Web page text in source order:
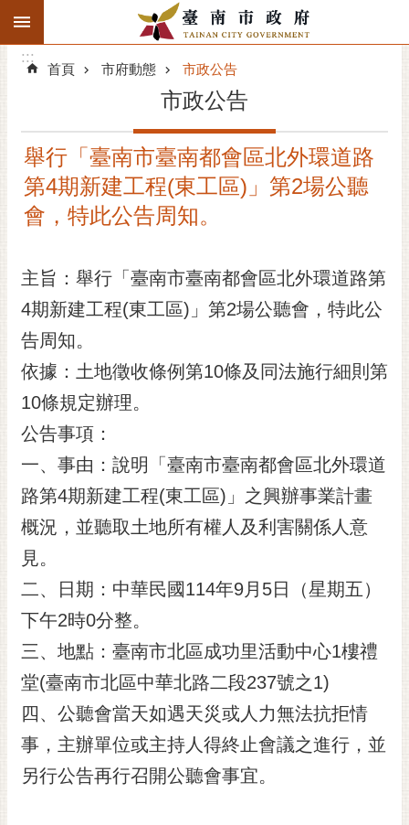
跳到主要內容區塊
搜
階
精彩府城
市府動態
市政資訊
市民互動
黃
光
花
桐
花
祭
網
站
導
覽
:::
:::
首頁 市府動態 市政公告
市政公告
舉行「臺南市臺南都會區北外環道路
第4期新建工程(東工區)」第2場公聽
會，特此公告周知。
主旨：舉行「臺南市臺南都會區北外環道路第
4期新建工程(東工區)」第2場公聽會，特此公
告周知。
依據：土地徵收條例第10條及同法施行細則第
10條規定辦理。
公告事項：
一、事由：說明「臺南市臺南都會區北外環道
路第4期新建工程(東工區)」之興辦事業計畫
概況，並聽取土地所有權人及利害關係人意
見。
二、日期：中華民國114年9月5日（星期五）
下午2時0分整。
三、地點：臺南市北區成功里活動中心1樓禮
堂(臺南市北區中華北路二段237號之1)
四、公聽會當天如遇天災或人力無法抗拒情
事，主辦單位或主持人得終止會議之進行，並
另行公告再行召開公聽會事宜。